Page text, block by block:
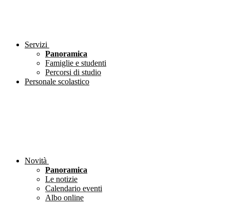
Servizi
Panoramica
Famiglie e studenti
Percorsi di studio
Personale scolastico
Novità
Panoramica
Le notizie
Calendario eventi
Albo online